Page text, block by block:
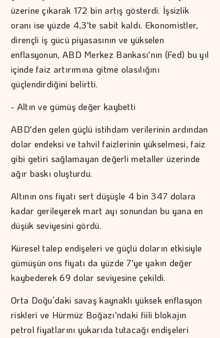
üzerine çıkarak 172 bin artış gösterdi. İşsizlik
oranı ise yüzde 4,3'te sabit kaldı. Ekonomistler,
dirençli iş gücü piyasasının ve yükselen
enflasyonun, ABD Merkez Bankası'nın (Fed) bu yıl
içinde faiz artırımına gitme olasılığını
güçlendirdiğini belirtti.
- Altın ve gümüş değer kaybetti
ABD'den gelen güçlü istihdam verilerinin ardından
dolar endeksi ve tahvil faizlerinin yükselmesi, faiz
gibi getiri sağlamayan değerli metaller üzerinde
ağır baskı oluşturdu.
Altının ons fiyatı sert düşüşle 4 bin 347 dolara
kadar gerileyerek mart ayı sonundan bu yana en
düşük seviyesini gördü.
Küresel talep endişeleri ve güçlü doların etkisiyle
gümüşün ons fiyatı da yüzde 7'ye yakın değer
kaybederek 69 dolar seviyesine çekildi.
Orta Doğu’daki savaş kaynaklı yüksek enflasyon
riskleri ve Hürmüz Boğazı'ndaki fiili blokajın
petrol fiyatlarını yukarıda tutacağı endişeleri